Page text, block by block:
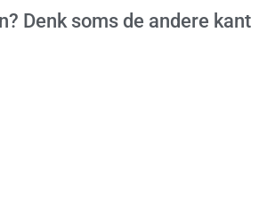
Denk soms de andere kant